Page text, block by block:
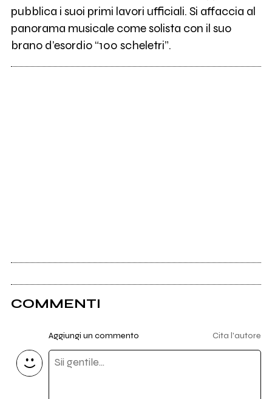
pubblica i suoi primi lavori ufficiali. Si affaccia al
panorama musicale come solista con il suo
brano d’esordio “100 scheletri”.
COMMENTI
Aggiungi un commento Cita l'autore